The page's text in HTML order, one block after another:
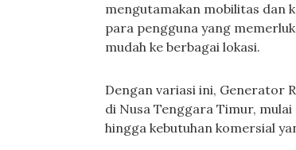
mengutamakan mobilitas dan
para pengguna yang
mudah ke berbagai lokasi.
Dengan variasi ini, Generator
di Nusa Tenggara Timur,
hingga kebutuhan komersial